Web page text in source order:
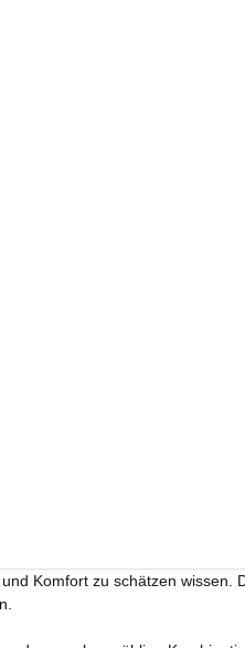
Komfort zu schätzen wissen.